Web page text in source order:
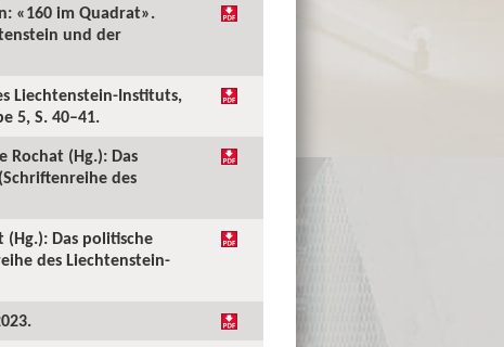
«160 im Quadrat».
und der
Liechtenstein-Instituts,
5, S. 40–41.
(Hg.): Das
des
Das politische
des Liechtenstein-